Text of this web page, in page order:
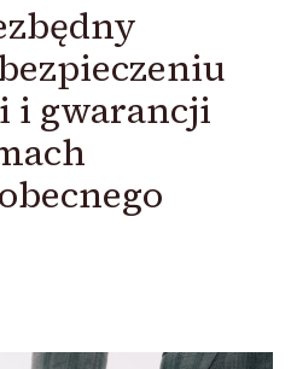
i gwarancji